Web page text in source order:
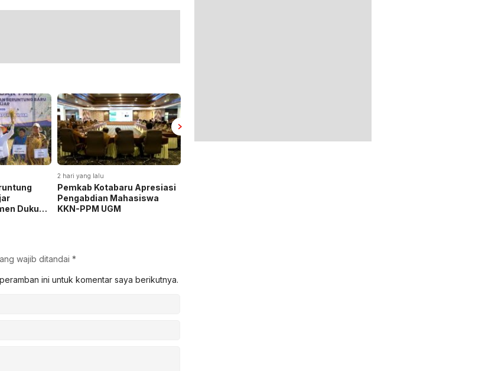
Dukung
2 hari yang lalu
Pemkab Kotabaru Apresiasi
Pengabdian Mahasiswa
KKN-PPM UGM
wajib ditandai *
ini untuk komentar saya berikutnya.